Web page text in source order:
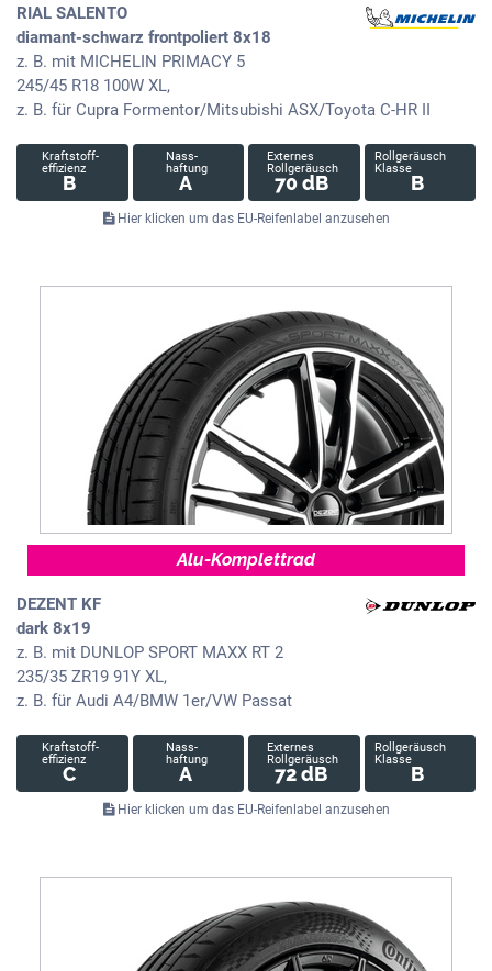
RIAL SALENTO
diamant-schwarz frontpoliert 8x18
z. B. mit MICHELIN PRIMACY 5
245/45 R18 100W XL,
z. B. für Cupra Formentor/Mitsubishi ASX/Toyota C-HR II
Kraftstoff-
effizienz
B
Nass-
haftung
A
Externes
Rollgeräusch
70 dB
Rollgeräusch
Klasse
B
Hier klicken um das EU-Reifenlabel anzusehen
Alu-Komplettrad
DEZENT KF
dark 8x19
z. B. mit DUNLOP SPORT MAXX RT 2
235/35 ZR19 91Y XL,
z. B. für Audi A4/BMW 1er/VW Passat
Kraftstoff-
effizienz
C
Nass-
haftung
A
Externes
Rollgeräusch
72 dB
Rollgeräusch
Klasse
B
Hier klicken um das EU-Reifenlabel anzusehen